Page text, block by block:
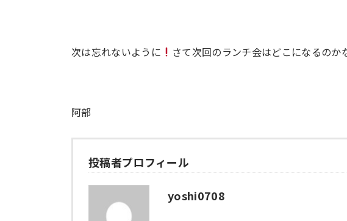
次は忘れないように さて次回のランチ会はどこになるのか
阿部
投稿者プロフィール
yoshi0708